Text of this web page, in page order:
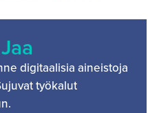
digitaalisia aineistoja
työkalut